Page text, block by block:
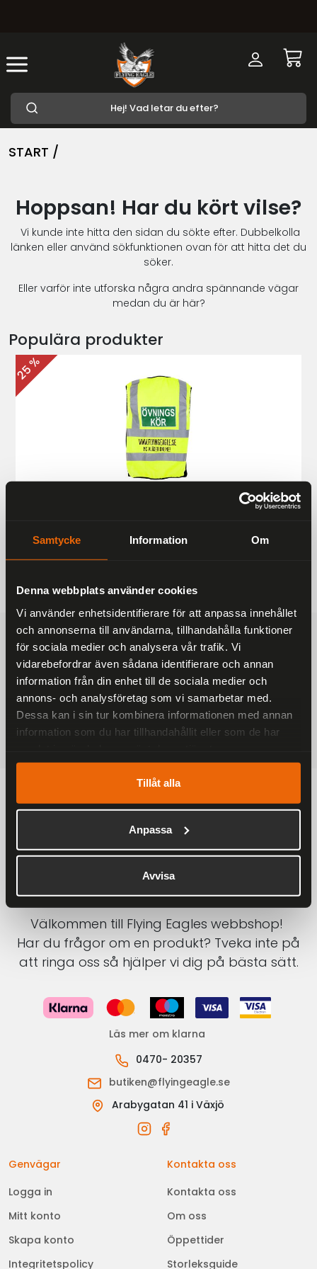
Samtycke Information Om
Denna webbplats använder cookies
Vi använder enhetsidentifierare för att anpassa innehållet
och annonserna till användarna, tillhandahålla funktioner
för sociala medier och analysera vår trafik. Vi
vidarebefordrar även sådana identifierare och annan
information från din enhet till de sociala medier och
annons- och analysföretag som vi samarbetar med.
Dessa kan i sin tur kombinera informationen med annan
information som du har tillhandahållit eller som de har
Tillåt alla
Anpassa
Avvisa
START /
Hoppsan! Har du kört vilse?
Vi kunde inte hitta den sidan du sökte efter. Dubbelkolla
länken eller använd sökfunktionen ovan för att hitta det du
söker.
Eller varför inte utforska några andra spännande vägar
medan du är här?
Populära produkter
25 %
187 kr
249 kr
FRAKTFRITT
På alla ordrar över 2000 kr
1-3 DAGAR LEVERANS
Inom Sverige med DHL
SÄKRA BETALNINGAR
Betalkort, Klarna eller Swish
Välkommen till Flying Eagles webbshop!
Har du frågor om en produkt? Tveka inte på
att ringa oss så hjälper vi dig på bästa sätt.
Läs mer om klarna
0470- 20357
butiken@flyingeagle.se
Arabygatan 41 i Växjö
Genvägar
Logga in
Mitt konto
Skapa konto
Integritetspolicy
Kontakta oss
Kontakta oss
Om oss
Öppettider
Storleksguide